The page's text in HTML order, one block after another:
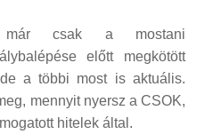
csak a mostani
előtt megkötött
a többi most is aktuális.
mennyit nyersz a CSOK,
hitelek által.